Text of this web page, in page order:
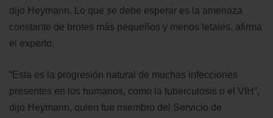
dijo Heymann. Lo que se debe esperar es la amenaza
constante de brotes más pequeños y menos letales, afirma
el experto.
“Esta es la progresión natural de muchas infecciones
presentes en los humanos, como la tuberculosis o el VIH”,
dijo Heymann, quien fue miembro del Servicio de